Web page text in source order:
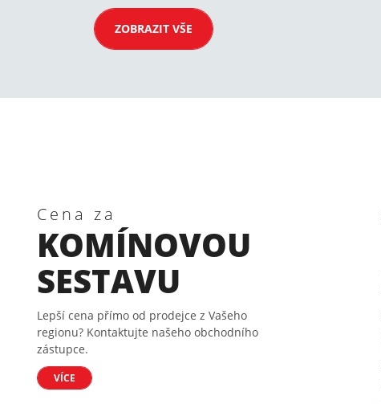
ZOBRAZIT VŠE
Cena za
KOMÍNOVOU
SESTAVU
Lepší cena přímo od prodejce z Vašeho
regionu? Kontaktujte našeho obchodního
zástupce.
VÍCE